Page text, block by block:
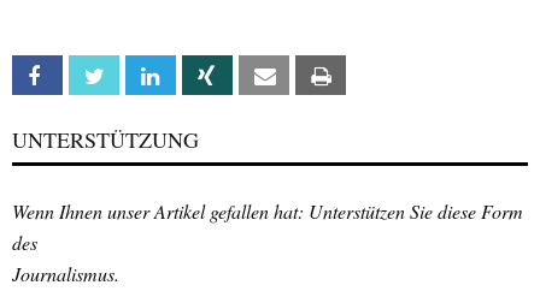
Facebook Twitter Linkedin Xing Email
UNTERSTÜTZUNG
Wenn Ihnen unser Artikel gefallen hat: Unterstützen Sie diese Form
des
Journalismus.